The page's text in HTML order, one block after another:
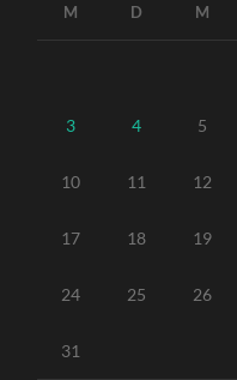
M D M
3 4 5
10 11 12
17 18 19
24 25 26
31